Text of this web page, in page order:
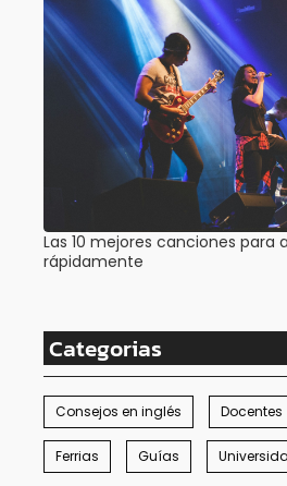
Las 10 mejores canciones para
rápidamente
Categorias
Consejos en inglés Docentes
Ferrias Guías